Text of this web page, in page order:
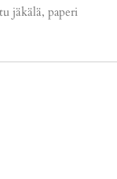
jäkälä, paperi